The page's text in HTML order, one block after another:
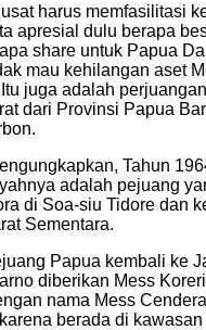
harus memfasilitasi
apresial dulu berapa
share untuk Papua
mau kehilangan aset
juga adalah
dari Provinsi Papua
Tahun
adalah pejuang
di Soa-siu Tidore dan
Sementara.
Papua kembali ke
diberikan Mess
nama Mess
berada di